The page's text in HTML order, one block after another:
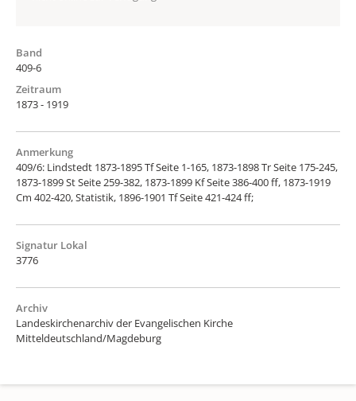
Band
409-6
Zeitraum
1873 - 1919
Anmerkung
409/6: Lindstedt 1873-1895 Tf Seite 1-165, 1873-1898 Tr Seite 175-245,
1873-1899 St Seite 259-382, 1873-1899 Kf Seite 386-400 ff, 1873-1919
Cm 402-420, Statistik, 1896-1901 Tf Seite 421-424 ff;
Signatur Lokal
3776
Archiv
Landeskirchenarchiv der Evangelischen Kirche
Mitteldeutschland/Magdeburg